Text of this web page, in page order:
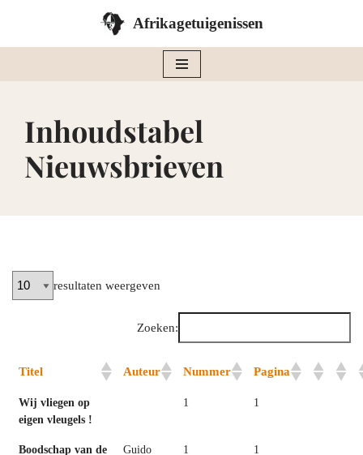
Afrikagetuigenissen
Inhoudstabel
Nieuwsbrieven
resultaten weergeven
Zoeken:
Titel Auteur Nummer Pagina
Wij vliegen op
eigen vleugels !
1 1
Boodschap van de
Guido
1 1